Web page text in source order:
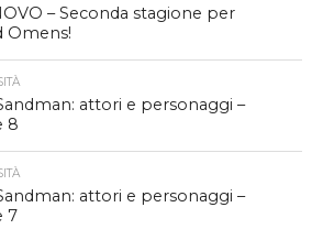
– Seconda stagione per
Omens!
attori e personaggi –
8
attori e personaggi –
7